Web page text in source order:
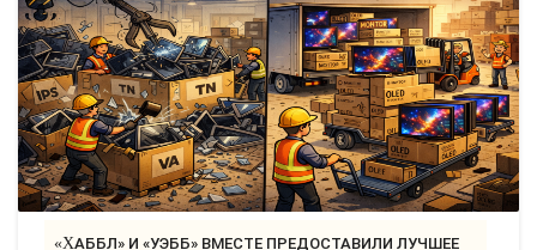
«ХАББЛ» И «УЭББ» ВМЕСТЕ ПРЕДОСТАВИЛИ ЛУЧШЕЕ